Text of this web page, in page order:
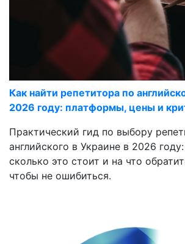
Как найти репетитора по
2026 году: платформы, цены и
Практический гид по выбору
английского в Украине в 2026
сколько это стоит и на что
чтобы не ошибиться.